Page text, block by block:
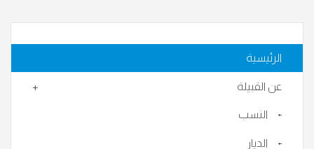
الرئيسية
عن القبيلة
النسب
الديار